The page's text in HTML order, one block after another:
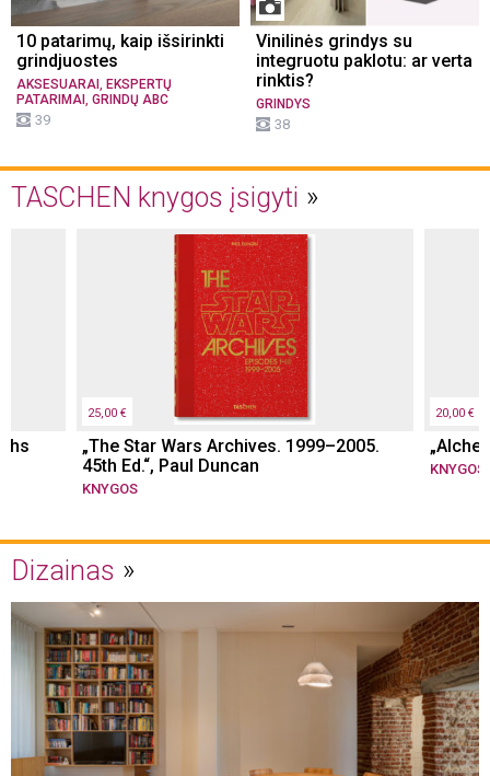
10 patarimų, kaip išsirinkti
grindjuostes
AKSESUARAI EKSPERTŲ
PATARIMAI GRINDŲ ABC
39
Vinilinės grindys su
integruotu paklotu: ar verta
rinktis?
GRINDYS
38
TASCHEN knygos įsigyti
25,00 €
„The Star Wars Archives. 1999–2005.
45th Ed.“, Paul Duncan
KNYGOS
20,00 €
KNYGOS
Dizainas